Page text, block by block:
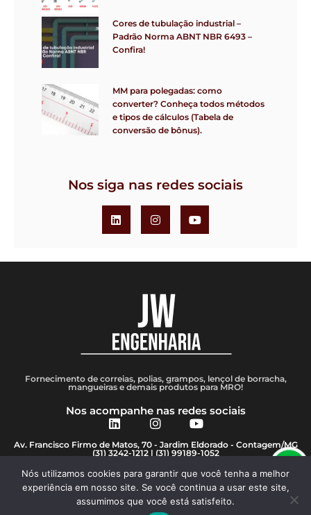
Cores de tubulação industrial –
Padrão Norma ABNT NBR 6493 –
Confira!
MM para polegadas: como
converter? Conheça todos métodos
e tipos de cálculos (Tabela de
conversão de bônus).
Nos siga nas redes sociais
Fornecimento de correias, polias, grampos, lençol de borracha,
mangueiras e demais produtos para MRO!
Nos acompanhe nas redes sociais
Av. Francisco Firmo de Matos, 70 - Jardim Eldorado - Contagem/MG
(31) 3242-1212| (31) 99189-1052
Todos os direitos reservados © - JW Engenharia em Borrachas LTDA - 2008 -
Nós utilizamos cookies para garantir que você tenha a melhor
experiência em nosso site. Se você continua a usar este site,
assumimos que você está satisfeito.